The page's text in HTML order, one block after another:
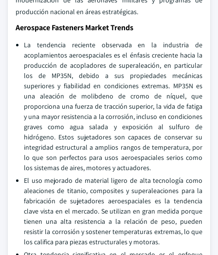
producción nacional en áreas estratégicas.
Aerospace Fasteners Market Trends
La tendencia reciente observada en la industria de
acoplamientos aeroespaciales es el énfasis creciente hacia la
producción de acopladores de superaleación, en particular
los de MP35N, debido a sus propiedades mecánicas
superiores y fiabilidad en condiciones extremas. MP35N es
una aleación de molibdeno de cromo de níquel, que
proporciona una fuerza de tracción superior, la vida de fatiga
y una mayor resistencia a la corrosión, incluso en condiciones
graves como agua salada y exposición al sulfuro de
hidrógeno. Estos sujetadores son capaces de conservar su
integridad estructural a amplios rangos de temperatura, por
lo que son perfectos para usos aeroespaciales serios como
los sistemas de aires, motores y actuadores.
El uso mejorado de material ligero de alta tecnología como
aleaciones de titanio, composites y superaleaciones para la
fabricación de sujetadores aeroespaciales es la tendencia
clave vista en el mercado. Se utilizan en gran medida porque
tienen una alta resistencia a la relación de peso, pueden
resistir la corrosión y sostener temperaturas extremas, lo que
los califica para piezas estructurales y motoras.